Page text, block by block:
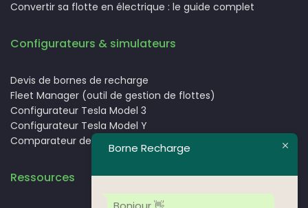
Convertir sa flotte en électrique : le guide complet
Configurateurs & simulateurs
Devis de bornes de recharge
Fleet Manager (outil de gestion de flottes)
Configurateur Tesla Model 3
Configurateur Tesla Model Y
Comparateur de véhicules électriques
Ressources
Borne Recharge